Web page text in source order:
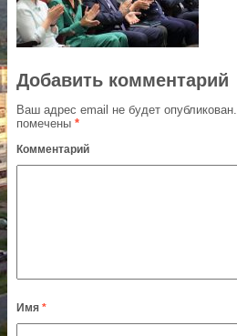
Добавить комментарий
Ваш адрес email не будет опубликован.
помечены *
Комментарий
Имя *